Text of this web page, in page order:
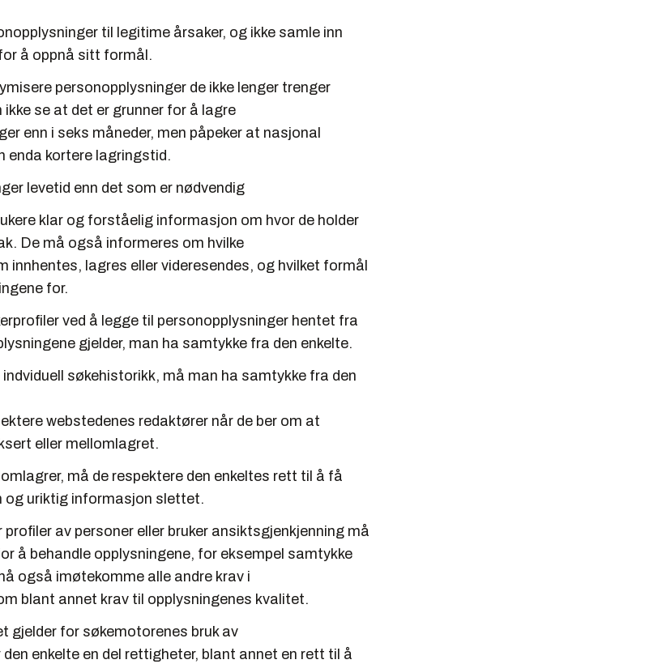
til legitime årsaker, og ikke samle inn
å oppnå sitt formål.
personopplysninger de ikke lenger trenger
se at det er grunner for å lagre
enn i seks måneder, men påpeker at nasjonal
enda kortere lagringstid.
levetid enn det som er nødvendig
klar og forståelig informasjon om hvor de holder
De må også informeres om hvilke
innhentes, lagres eller videresendes, og hvilket formål
for.
ved å legge til personopplysninger hentet fra
gjelder, man ha samtykke fra den enkelte.
søkehistorikk, må man ha samtykke fra den
webstedenes redaktører når de ber om at
eller mellomlagret.
må de respektere den enkeltes rett til å få
og uriktig informasjon slettet.
av personer eller bruker ansiktsgjenkjenning må
å behandle opplysningene, for eksempel samtykke
også imøtekomme alle andre krav i
blant annet krav til opplysningenes kvalitet.
gjelder for søkemotorenes bruk av
enkelte en del rettigheter, blant annet en rett til å